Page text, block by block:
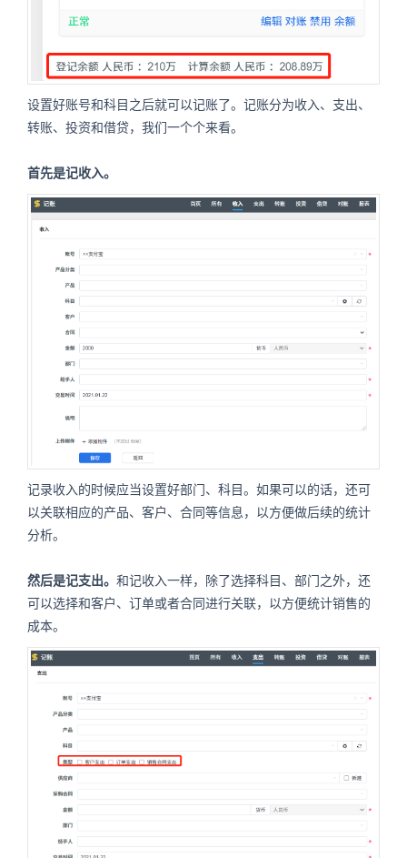
设置好账号和科目之后就可以记账了。记账分为收入、支出、
转账、投资和借贷，我们一个个来看。
首先是记收入。
记录收入的时候应当设置好部门、科目。如果可以的话，还可
以关联相应的产品、客户、合同等信息，以方便做后续的统计
分析。
然后是记支出。 和记收入一样，除了选择科目、部门之外，还
可以选择和客户、订单或者合同进行关联，以方便统计销售的
成本。